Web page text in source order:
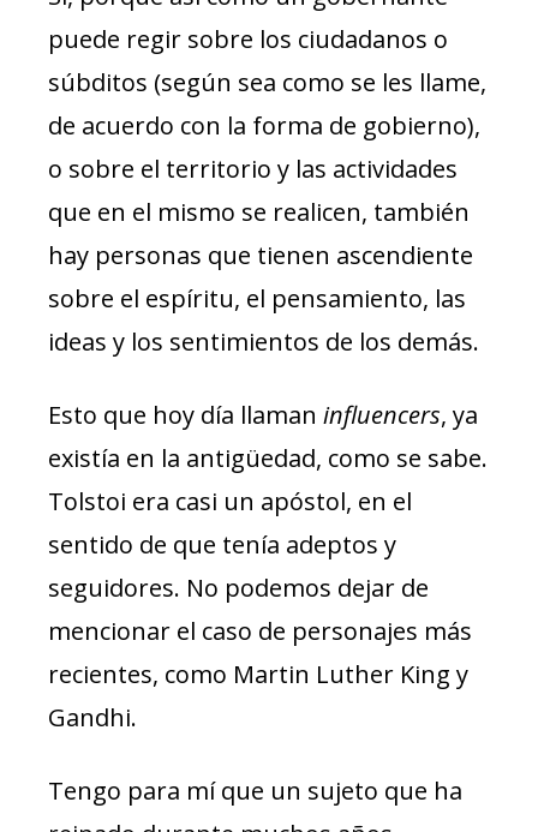
puede regir sobre los ciudadanos o
súbditos (según sea como se les llame,
de acuerdo con la forma de gobierno),
o sobre el territorio y las actividades
que en el mismo se realicen, también
hay personas que tienen ascendiente
sobre el espíritu, el pensamiento, las
ideas y los sentimientos de los demás.
Esto que hoy día llaman influencers, ya
existía en la antigüedad, como se sabe.
Tolstoi era casi un apóstol, en el
sentido de que tenía adeptos y
seguidores. No podemos dejar de
mencionar el caso de personajes más
recientes, como Martin Luther King y
Gandhi.
Tengo para mí que un sujeto que ha